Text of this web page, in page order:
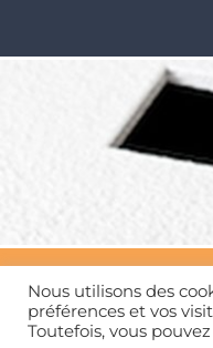
Nous utilisons des
préférences et vos
Toutefois, vous